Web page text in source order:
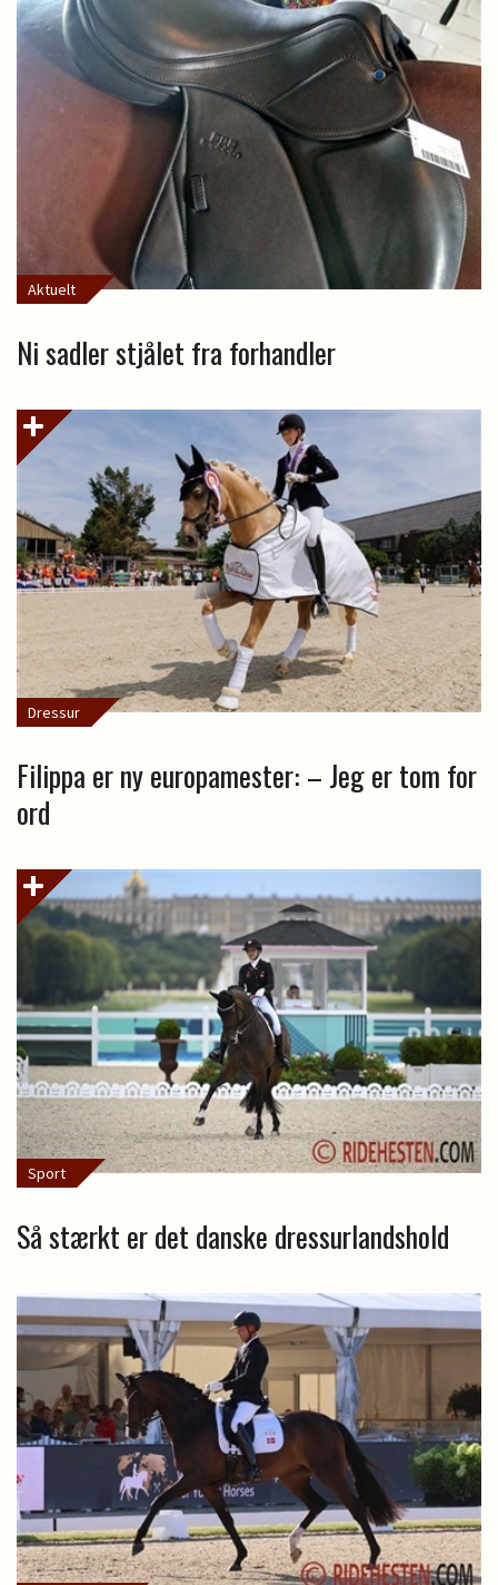
Aktuelt
Ni sadler stjålet fra forhandler
Dressur
Filippa er ny europamester: – Jeg er tom for
ord
Sport
Så stærkt er det danske dressurlandshold